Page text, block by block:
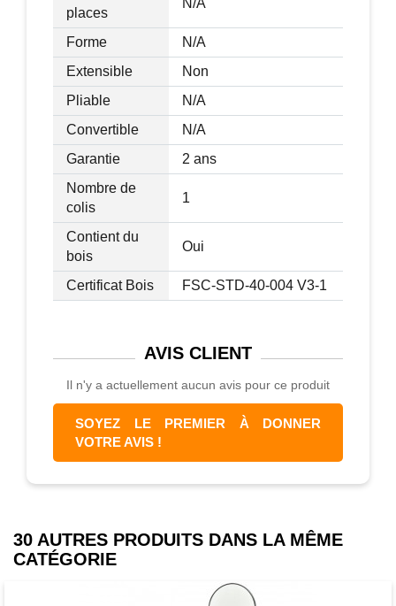
places
Forme
N/A
Extensible
Non
Pliable
N/A
Convertible
N/A
Garantie
2 ans
Nombre de
colis
1
Contient du
bois
Oui
Certificat Bois FSC-STD-40-004 V3-1
AVIS CLIENT
Il n'y a actuellement aucun avis pour ce produit
SOYEZ LE PREMIER À DONNER
VOTRE AVIS !
30 AUTRES PRODUITS DANS LA MÊME
CATÉGORIE